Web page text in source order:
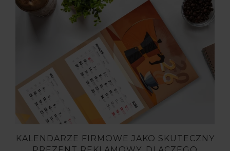
KALENDARZE FIRMOWE JAKO SKUTECZNY